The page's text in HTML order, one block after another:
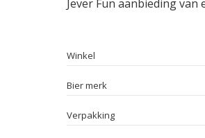
Jever Fun aanbieding
Winkel
Bier merk
Verpakking